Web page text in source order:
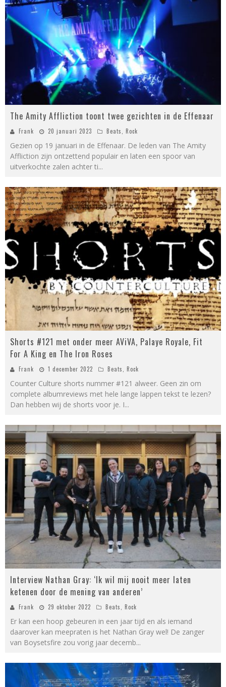
The Amity Affliction toont twee gezichten in de Effenaar
Frank 20 januari 2023 Beats Rock
Gezien op 19 januari in de Effenaar. De leden van The Amity
Affliction zijn ontzettend populair en laten een spoor van
uitverkochte zalen achter ti...
Shorts #121 met onder meer AViVA, Palaye Royale, Fit
For A King en The Iron Roses
Frank 1 december 2022 Beats Rock
Counter Culture shorts nummer #121 alweer. Geen zin om
complete albumreviews met hele lange lappen tekst te lezen?
Dan hebben wij de shorts voor je. I...
Interview Nathan Gray: ‘Ik wil mij nooit meer laten
ketenen door de mening van anderen’
Frank 29 oktober 2022 Beats, Rock
Er kan een hoop gebeuren in een jaar tijd en als iemand
daarover kan meepraten is het Nathan Gray wel! De zanger
van Boysetsfire zou vorig jaar decemb...